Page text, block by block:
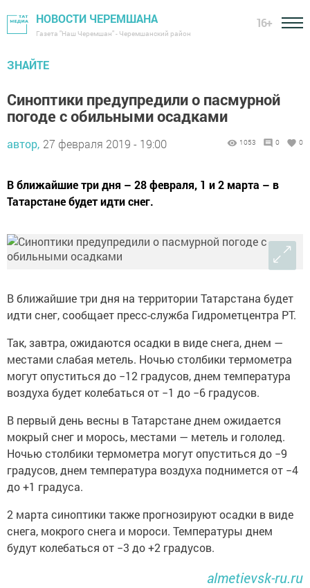
НОВОСТИ ЧЕРЕМШАНА
Газета "Наш Черемшан" - Черемшанский район
16+
ЗНАЙТЕ
Синоптики предупредили о пасмурной
погоде с обильными осадками
автор, 27 февраля 2019 - 19:00 1053 0 0
В ближайшие три дня – 28 февраля, 1 и 2 марта – в
Татарстане будет идти снег.
В ближайшие три дня на территории Татарстана будет
идти снег, сообщает пресс-служба Гидрометцентра РТ.
Так, завтра, ожидаются осадки в виде снега, днем —
местами слабая метель. Ночью столбики термометра
могут опуститься до −12 градусов, днем температура
воздуха будет колебаться от −1 до −6 градусов.
В первый день весны в Татарстане днем ожидается
мокрый снег и морось, местами — метель и гололед.
Ночью столбики термометра могут опуститься до −9
градусов, днем температура воздуха поднимется от −4
до +1 градуса.
2 марта синоптики также прогнозируют осадки в виде
снега, мокрого снега и мороси. Температуры днем
будут колебаться от −3 до +2 градусов.
almetievsk-ru.ru